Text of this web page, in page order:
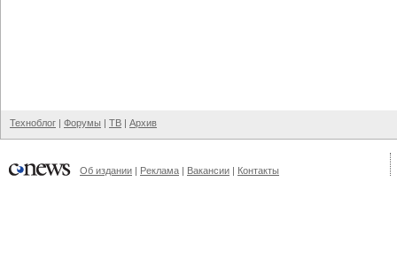
Техноблог | Форумы | ТВ | Архив
Об издании | Реклама | Вакансии | Контакты